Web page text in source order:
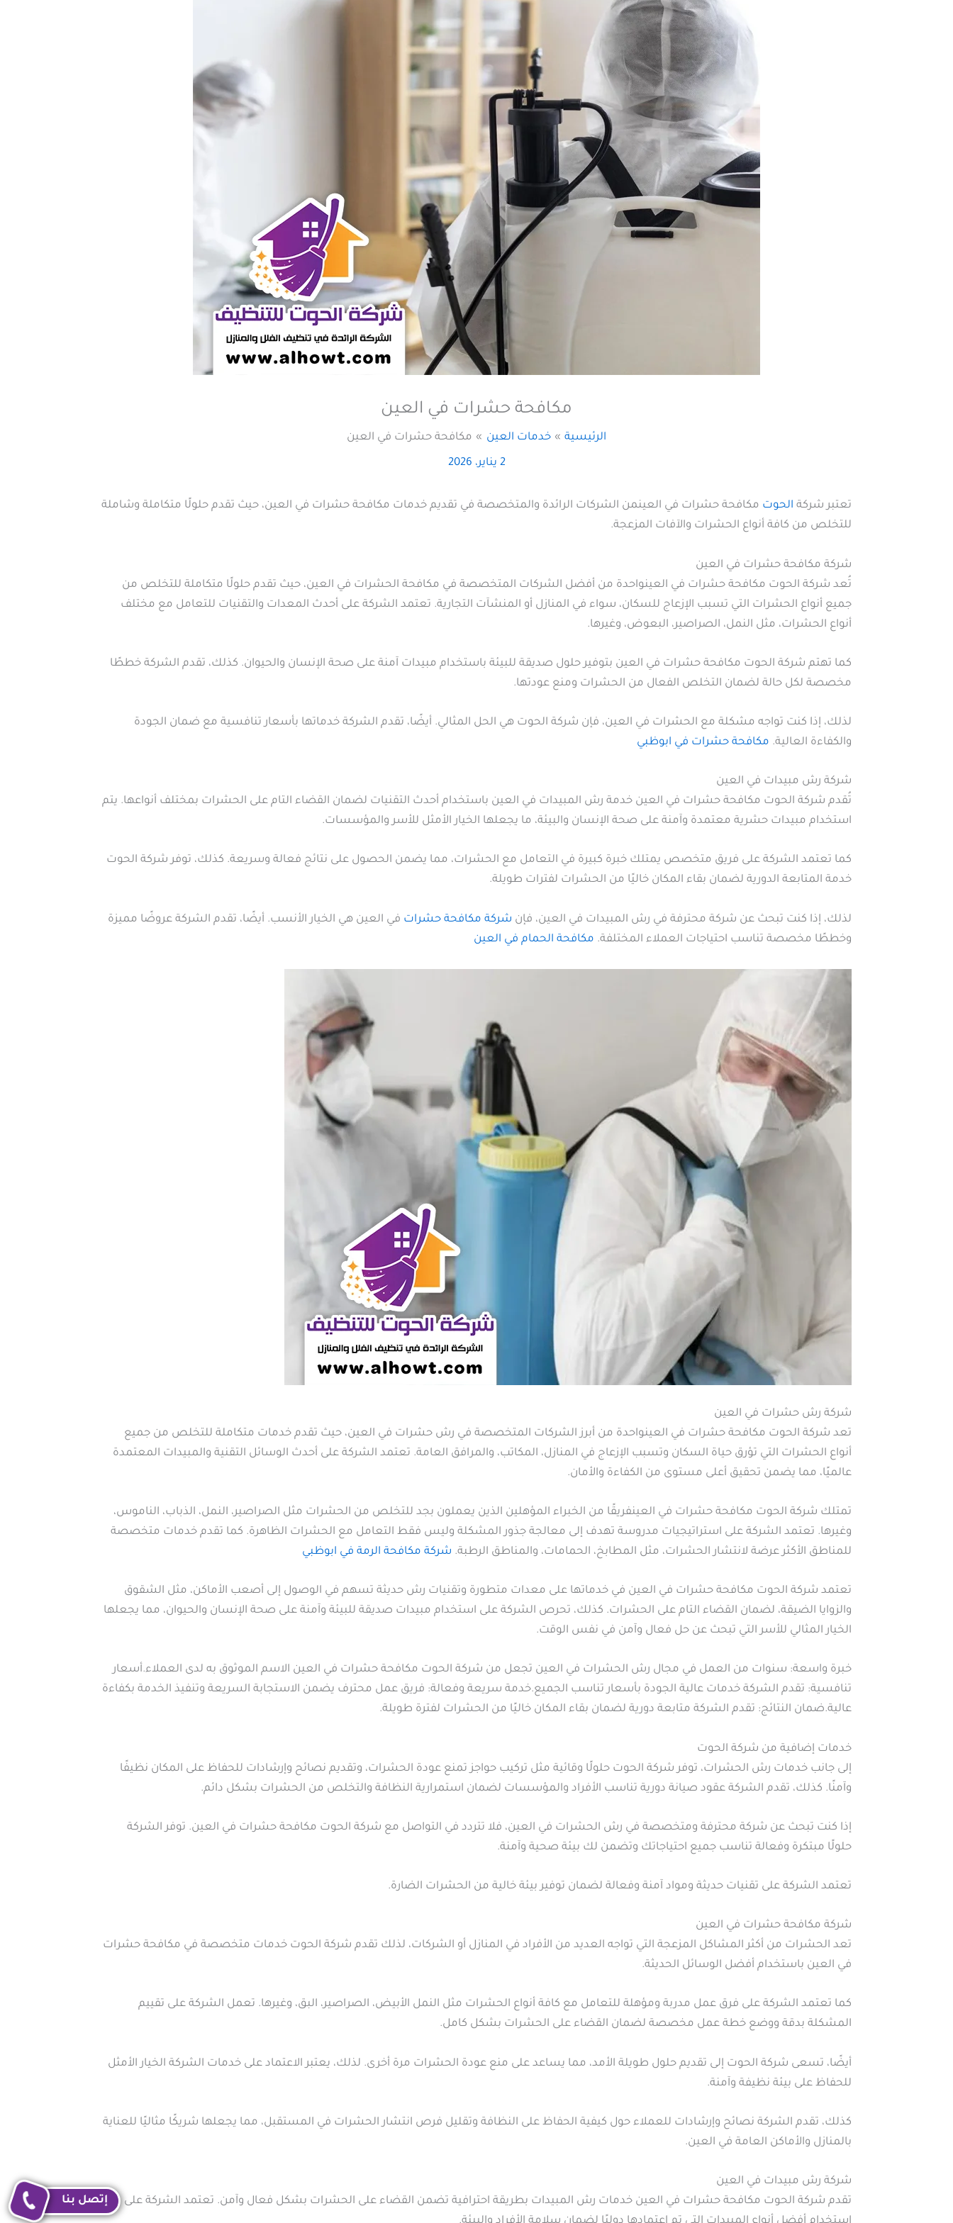
مكافحة حشرات في العين
الرئيسية خدمات العين مكافحة حشرات في العين
2 يناير، 2026
تعتبر شركة الحوت مكافحة حشرات في العينمن الشركات الرائدة والمتخصصة في تقديم خدمات مكافحة حشرات في العين، حيث تقدم حلولًا متكاملة وشاملة
للتخلص من كافة أنواع الحشرات والآفات المزعجة.
شركة مكافحة حشرات في العين
تُعد شركة الحوت مكافحة حشرات في العينواحدة من أفضل الشركات المتخصصة في مكافحة الحشرات في العين، حيث تقدم حلولًا متكاملة للتخلص من
جميع أنواع الحشرات التي تسبب الإزعاج للسكان، سواء في المنازل أو المنشآت التجارية. تعتمد الشركة على أحدث المعدات والتقنيات للتعامل مع مختلف
أنواع الحشرات، مثل النمل، الصراصير، البعوض، وغيرها.
كما تهتم شركة الحوت مكافحة حشرات في العين بتوفير حلول صديقة للبيئة باستخدام مبيدات آمنة على صحة الإنسان والحيوان. كذلك، تقدم الشركة خططًا
مخصصة لكل حالة لضمان التخلص الفعال من الحشرات ومنع عودتها.
لذلك، إذا كنت تواجه مشكلة مع الحشرات في العين، فإن شركة الحوت هي الحل المثالي. أيضًا، تقدم الشركة خدماتها بأسعار تنافسية مع ضمان الجودة
والكفاءة العالية. مكافحة حشرات في ابوظبي
شركة رش مبيدات في العين
تُقدم شركة الحوت مكافحة حشرات في العين خدمة رش المبيدات في العين باستخدام أحدث التقنيات لضمان القضاء التام على الحشرات بمختلف أنواعها. يتم
استخدام مبيدات حشرية معتمدة وآمنة على صحة الإنسان والبيئة، ما يجعلها الخيار الأمثل للأسر والمؤسسات.
كما تعتمد الشركة على فريق متخصص يمتلك خبرة كبيرة في التعامل مع الحشرات، مما يضمن الحصول على نتائج فعالة وسريعة. كذلك، توفر شركة الحوت
خدمة المتابعة الدورية لضمان بقاء المكان خاليًا من الحشرات لفترات طويلة.
لذلك، إذا كنت تبحث عن شركة محترفة في رش المبيدات في العين، فإن شركة مكافحة حشرات في العين هي الخيار الأنسب. أيضًا، تقدم الشركة عروضًا مميزة
وخططًا مخصصة تناسب احتياجات العملاء المختلفة. مكافحة الحمام في العين
شركة رش حشرات في العين
تعد شركة الحوت مكافحة حشرات في العينواحدة من أبرز الشركات المتخصصة في رش حشرات في العين، حيث تقدم خدمات متكاملة للتخلص من جميع
أنواع الحشرات التي تؤرق حياة السكان وتسبب الإزعاج في المنازل، المكاتب، والمرافق العامة. تعتمد الشركة على أحدث الوسائل التقنية والمبيدات المعتمدة
عالميًا، مما يضمن تحقيق أعلى مستوى من الكفاءة والأمان.
تمتلك شركة الحوت مكافحة حشرات في العينفريقًا من الخبراء المؤهلين الذين يعملون بجد للتخلص من الحشرات مثل الصراصير، النمل، الذباب، الناموس،
وغيرها. تعتمد الشركة على استراتيجيات مدروسة تهدف إلى معالجة جذور المشكلة وليس فقط التعامل مع الحشرات الظاهرة. كما تقدم خدمات متخصصة
للمناطق الأكثر عرضة لانتشار الحشرات، مثل المطابخ، الحمامات، والمناطق الرطبة. شركة مكافحة الرمة في ابوظبي
تعتمد شركة الحوت مكافحة حشرات في العين في خدماتها على معدات متطورة وتقنيات رش حديثة تسهم في الوصول إلى أصعب الأماكن، مثل الشقوق
والزوايا الضيقة، لضمان القضاء التام على الحشرات. كذلك، تحرص الشركة على استخدام مبيدات صديقة للبيئة وآمنة على صحة الإنسان والحيوان، مما يجعلها
الخيار المثالي للأسر التي تبحث عن حل فعال وآمن في نفس الوقت.
خبرة واسعة: سنوات من العمل في مجال رش الحشرات في العين تجعل من شركة الحوت مكافحة حشرات في العين الاسم الموثوق به لدى العملاء.أسعار
تنافسية: تقدم الشركة خدمات عالية الجودة بأسعار تناسب الجميع.خدمة سريعة وفعالة: فريق عمل محترف يضمن الاستجابة السريعة وتنفيذ الخدمة بكفاءة
عالية.ضمان النتائج: تقدم الشركة متابعة دورية لضمان بقاء المكان خاليًا من الحشرات لفترة طويلة.
خدمات إضافية من شركة الحوت
إلى جانب خدمات رش الحشرات، توفر شركة الحوت حلولًا وقائية مثل تركيب حواجز تمنع عودة الحشرات، وتقديم نصائح وإرشادات للحفاظ على المكان نظيفًا
وآمنًا. كذلك، تقدم الشركة عقود صيانة دورية تناسب الأفراد والمؤسسات لضمان استمرارية النظافة والتخلص من الحشرات بشكل دائم.
إذا كنت تبحث عن شركة محترفة ومتخصصة في رش الحشرات في العين، فلا تتردد في التواصل مع شركة الحوت مكافحة حشرات في العين. توفر الشركة
حلولًا مبتكرة وفعالة تناسب جميع احتياجاتك وتضمن لك بيئة صحية وآمنة.
تعتمد الشركة على تقنيات حديثة ومواد آمنة وفعالة لضمان توفير بيئة خالية من الحشرات الضارة.
شركة مكافحة حشرات في العين
تعد الحشرات من أكثر المشاكل المزعجة التي تواجه العديد من الأفراد في المنازل أو الشركات، لذلك تقدم شركة الحوت خدمات متخصصة في مكافحة حشرات
في العين باستخدام أفضل الوسائل الحديثة.
كما تعتمد الشركة على فرق عمل مدربة ومؤهلة للتعامل مع كافة أنواع الحشرات مثل النمل الأبيض، الصراصير، البق، وغيرها. تعمل الشركة على تقييم
المشكلة بدقة ووضع خطة عمل مخصصة لضمان القضاء على الحشرات بشكل كامل.
أيضًا، تسعى شركة الحوت إلى تقديم حلول طويلة الأمد، مما يساعد على منع عودة الحشرات مرة أخرى. لذلك، يعتبر الاعتماد على خدمات الشركة الخيار الأمثل
للحفاظ على بيئة نظيفة وآمنة.
كذلك، تقدم الشركة نصائح وإرشادات للعملاء حول كيفية الحفاظ على النظافة وتقليل فرص انتشار الحشرات في المستقبل، مما يجعلها شريكًا مثاليًا للعناية
بالمنازل والأماكن العامة في العين.
شركة رش مبيدات في العين
تقدم شركة الحوت مكافحة حشرات في العين خدمات رش المبيدات بطريقة احترافية تضمن القضاء على الحشرات بشكل فعال وآمن. تعتمد الشركة على
إتصل بنا